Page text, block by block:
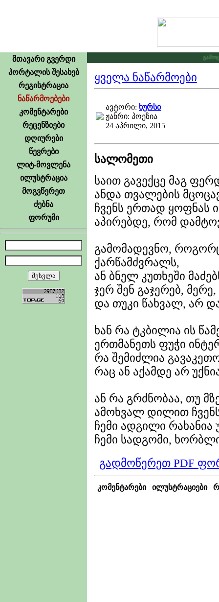
მთავარი გვერდი
პორტალის შესახებ
რეგისტრაცია
ნაწარმოებები
კომენტარები
რეცენზიები
დღიურები
წევრები
ლიტ-მოვლენა
ილუსტრაცია
მოგვწერეთ
ძებნა
ფორუმი
ყველა ნაწარმოები
ავტორი: ხურსი
ჟანრი: პოეზია
24 აპრილი, 2015
სალომეთი
საით გავექცე მაგ
ანდა თვალების
ჩვენს ერთად ყოფნას
აპირებდე, რომ
გამომადევნო,
ქარწამძვრალს,
ან ბნელ კუთხეში
ჯერ შენ გაჯერებ,
და თუკი წახვალ, არ
ხან რა ტკბილია ის
ერთმანეთს ფუჭი
რა შემიძლია
რაც ან აქამდე არ
ან რა გრძნობაა, თუ
ამოხვალ დილით
ჩემი ადგილი რახანია
ჩემი სადგომი,
გადმოწერეთ PDF
კომენტარები ილუსტრაციები